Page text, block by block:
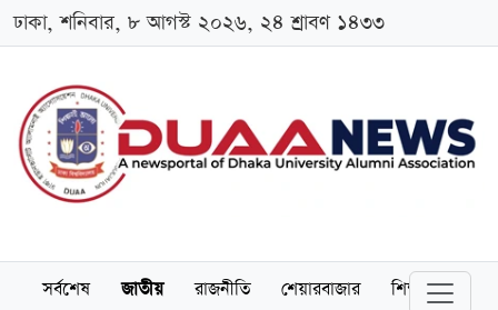
ঢাকা, শনিবার, ৮ আগস্ট ২০২৬, ২৪ শ্রাবণ ১৪৩৩
সর্বশেষ জাতীয় রাজনীতি শেয়ারবাজার শিক্ষা